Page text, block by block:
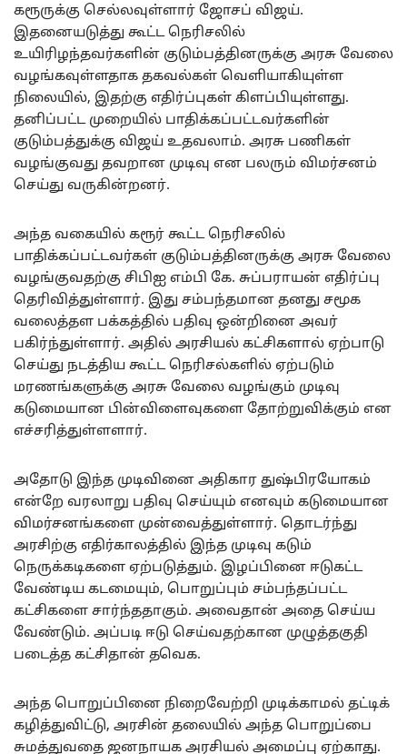
கரூருக்கு செல்லவுள்ளார் ஜோசப் விஜய்.
இதனையடுத்து கூட்ட நெரிசலில்
உயிரிழந்தவர்களின் குடும்பத்தினருக்கு அரசு வேலை
வழங்கவுள்ளதாக தகவல்கள் வெளியாகியுள்ள
நிலையில், இதற்கு எதிர்ப்புகள் கிளப்பியுள்ளது.
தனிப்பட்ட முறையில் பாதிக்கப்பட்டவர்களின்
குடும்பத்துக்கு விஜய் உதவலாம். அரசு பணிகள்
வழங்குவது தவறான முடிவு என பலரும் விமர்சனம்
செய்து வருகின்றனர்.
அந்த வகையில் கரூர் கூட்ட நெரிசலில்
பாதிக்கப்பட்டவர்கள் குடும்பத்தினருக்கு அரசு வேலை
வழங்குவதற்கு சிபிஐ எம்பி கே. சுப்பராயன் எதிர்ப்பு
தெரிவித்துள்ளார். இது சம்பந்தமான தனது சமூக
வலைத்தள பக்கத்தில் பதிவு ஒன்றினை அவர்
பகிர்ந்துள்ளார். அதில் அரசியல் கட்சிகளால் ஏற்பாடு
செய்து நடத்திய கூட்ட நெரிசல்களில் ஏற்படும்
மரணங்களுக்கு அரசு வேலை வழங்கும் முடிவு
கடுமையான பின்விளைவுகளை தோற்றுவிக்கும் என
எச்சரித்துள்ளளார்.
அதோடு இந்த முடிவினை அதிகார துஷ்பிரயோகம்
என்றே வரலாறு பதிவு செய்யும் எனவும் கடுமையான
விமர்சனங்களை முன்வைத்துள்ளார். தொடர்ந்து
அரசிற்கு எதிர்காலத்தில் இந்த முடிவு கடும்
நெருக்கடிகளை ஏற்படுத்தும். இழப்பினை ஈடுகட்ட
வேண்டிய கடமையும், பொறுப்பும் சம்பந்தப்பட்ட
கட்சிகளை சார்ந்ததாகும். அவைதான் அதை செய்ய
வேண்டும். அப்படி ஈடு செய்வதற்கான முழுத்தகுதி
படைத்த கட்சிதான் தவெக.
அந்த பொறுப்பினை நிறைவேற்றி முடிக்காமல் தட்டிக்
கழித்துவிட்டு, அரசின் தலையில் அந்த பொறுப்பை
சுமத்துவதை ஜனநாயக அரசியல் அமைப்பு ஏற்காது.